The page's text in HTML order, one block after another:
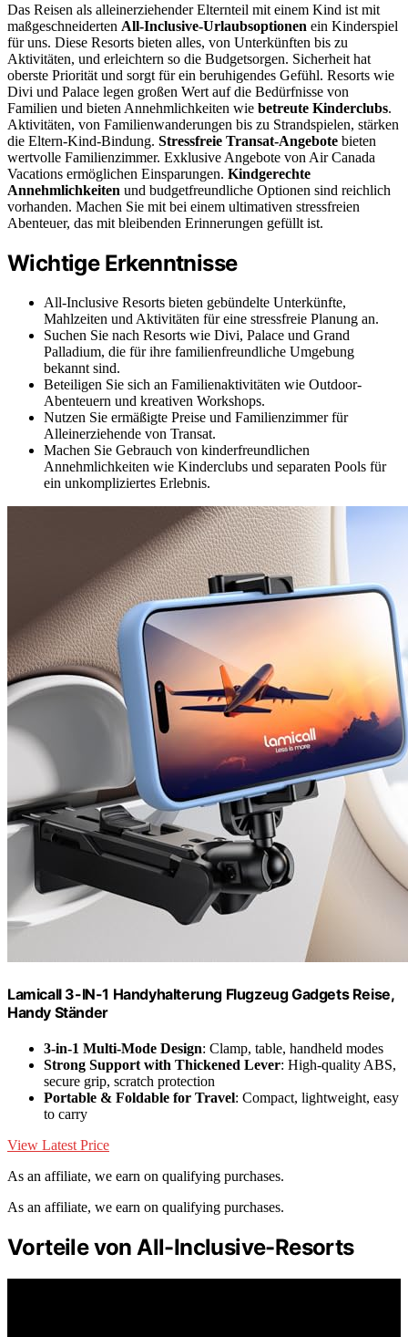
Das Reisen als alleinerziehender Elternteil mit einem Kind ist mit
maßgeschneiderten All-Inclusive-Urlaubsoptionen ein Kinderspiel
für uns. Diese Resorts bieten alles, von Unterkünften bis zu
Aktivitäten, und erleichtern so die Budgetsorgen. Sicherheit hat
oberste Priorität und sorgt für ein beruhigendes Gefühl. Resorts wie
Divi und Palace legen großen Wert auf die Bedürfnisse von
Familien und bieten Annehmlichkeiten wie betreute Kinderclubs.
Aktivitäten, von Familienwanderungen bis zu Strandspielen, stärken
die Eltern-Kind-Bindung. Stressfreie Transat-Angebote bieten
wertvolle Familienzimmer. Exklusive Angebote von Air Canada
Vacations ermöglichen Einsparungen. Kindgerechte
Annehmlichkeiten und budgetfreundliche Optionen sind reichlich
vorhanden. Machen Sie mit bei einem ultimativen stressfreien
Abenteuer, das mit bleibenden Erinnerungen gefüllt ist.
Wichtige Erkenntnisse
All-Inclusive Resorts bieten gebündelte Unterkünfte,
Mahlzeiten und Aktivitäten für eine stressfreie Planung an.
Suchen Sie nach Resorts wie Divi, Palace und Grand
Palladium, die für ihre familienfreundliche Umgebung
bekannt sind.
Beteiligen Sie sich an Familienaktivitäten wie Outdoor-
Abenteuern und kreativen Workshops.
Nutzen Sie ermäßigte Preise und Familienzimmer für
Alleinerziehende von Transat.
Machen Sie Gebrauch von kinderfreundlichen
Annehmlichkeiten wie Kinderclubs und separaten Pools für
ein unkompliziertes Erlebnis.
Lamicall 3-IN-1 Handyhalterung Flugzeug Gadgets Reise,
Handy Ständer
3-in-1 Multi-Mode Design: Clamp, table, handheld modes
Strong Support with Thickened Lever: High-quality ABS,
secure grip, scratch protection
Portable & Foldable for Travel: Compact, lightweight, easy
to carry
View Latest Price
As an affiliate, we earn on qualifying purchases.
As an affiliate, we earn on qualifying purchases.
Vorteile von All-Inclusive-Resorts